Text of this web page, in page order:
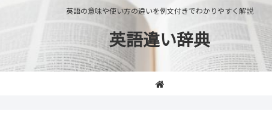
英語の意味や使い方の違いを例文付きでわかりやすく解説
英語違い辞典